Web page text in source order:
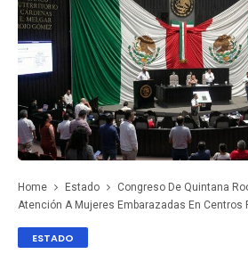
Home Estado
Congreso De Quintana
Atención A Mujeres Embarazadas En Centros
ESTADO